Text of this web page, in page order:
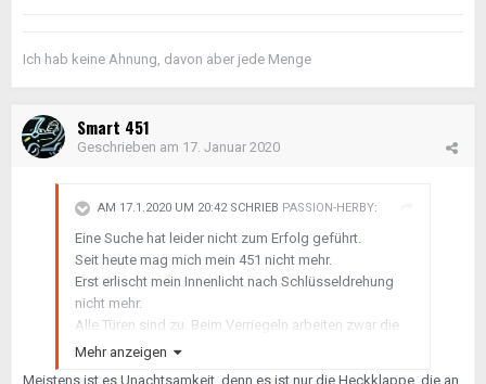
Ich hab keine Ahnung, davon aber jede Menge
Smart 451
Geschrieben am 17. Januar 2020
AM 17.1.2020 UM 20:42 SCHRIEB PASSION-HERBY:
Eine Suche hat leider nicht zum Erfolg geführt.
Seit heute mag mich mein 451 nicht mehr.
Erst erlischt mein Innenlicht nach Schlüsseldrehung
nicht mehr.
Alle Türen sind zu. Beim Verriegeln arbeiten zwar die
Motoren aber kein 3maliges blinken. Kontrolle: Die
Mehr anzeigen
Meistens ist es Unachtsamkeit, denn es ist nur die Heckklappe, die an